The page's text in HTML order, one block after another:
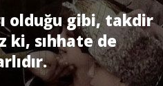
olduğu gibi, takdir
ki, sıhhate de